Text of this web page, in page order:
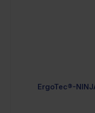
ErgoTec®-